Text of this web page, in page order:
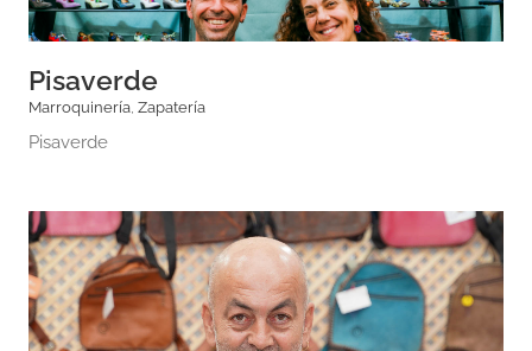
Pisaverde
Marroquinería Zapatería
Pisaverde